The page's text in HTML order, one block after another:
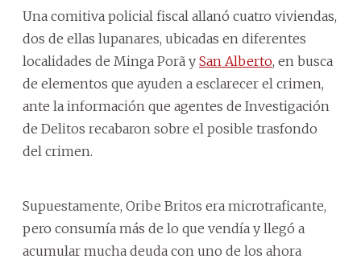
Una comitiva policial fiscal allanó cuatro viviendas,
dos de ellas lupanares, ubicadas en diferentes
localidades de Minga Porã y San Alberto, en busca
de elementos que ayuden a esclarecer el crimen,
ante la información que agentes de Investigación
de Delitos recabaron sobre el posible trasfondo
del crimen.
Supuestamente, Oribe Britos era microtraficante,
pero consumía más de lo que vendía y llegó a
acumular mucha deuda con uno de los ahora